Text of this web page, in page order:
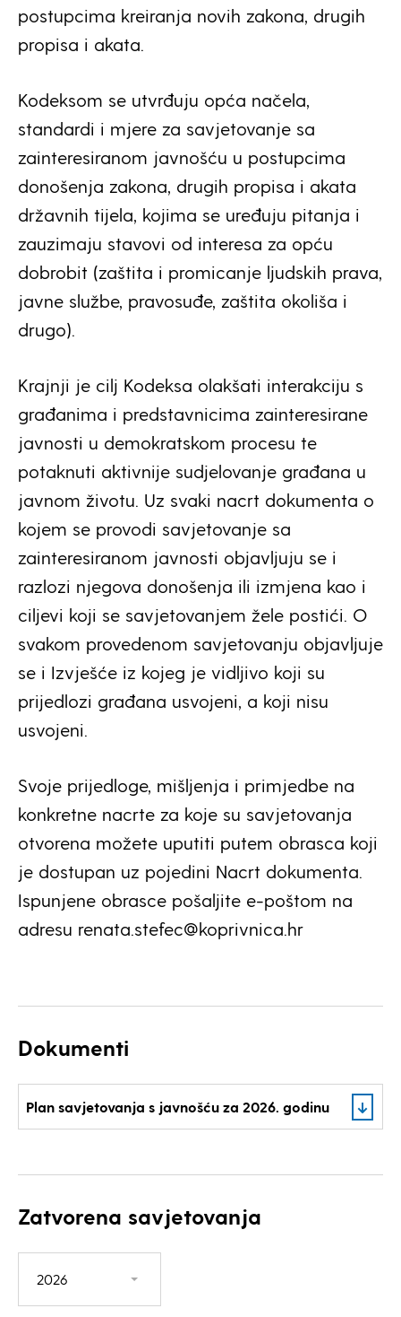
postupcima kreiranja novih zakona, drugih
propisa i akata.
Kodeksom se utvrđuju opća načela,
standardi i mjere za savjetovanje sa
zainteresiranom javnošću u postupcima
donošenja zakona, drugih propisa i akata
državnih tijela, kojima se uređuju pitanja i
zauzimaju stavovi od interesa za opću
dobrobit (zaštita i promicanje ljudskih prava,
javne službe, pravosuđe, zaštita okoliša i
drugo).
Krajnji je cilj Kodeksa olakšati interakciju s
građanima i predstavnicima zainteresirane
javnosti u demokratskom procesu te
potaknuti aktivnije sudjelovanje građana u
javnom životu. Uz svaki nacrt dokumenta o
kojem se provodi savjetovanje sa
zainteresiranom javnosti objavljuju se i
razlozi njegova donošenja ili izmjena kao i
ciljevi koji se savjetovanjem žele postići. O
svakom provedenom savjetovanju objavljuje
se i Izvješće iz kojeg je vidljivo koji su
prijedlozi građana usvojeni, a koji nisu
usvojeni.
Svoje prijedloge, mišljenja i primjedbe na
konkretne nacrte za koje su savjetovanja
otvorena možete uputiti putem obrasca koji
je dostupan uz pojedini Nacrt dokumenta.
Ispunjene obrasce pošaljite e-poštom na
adresu renata.stefec@koprivnica.hr
Dokumenti
Plan savjetovanja s javnošću za 2026. godinu
Zatvorena savjetovanja
2026